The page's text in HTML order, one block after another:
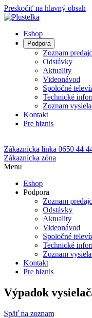
Preskočiť na hlavný obsah
Eshop
Podpora
Zoznam
Odstávky
Aktuality
Videonávod
Spoločné
Technické
Zoznam
Kontakt
Pre biznis
Zákaznícka linka 0650 44
Zákaznícka zóna
Menu
Eshop
Podpora
Zoznam
Odstávky
Aktuality
Videonávod
Spoločné
Technické
Zoznam
Kontakt
Pre biznis
Výpadok
Späť na zoznam